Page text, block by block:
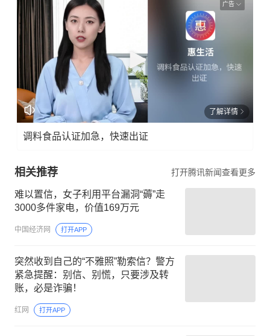
广告
了解详情
调料食品认证加急，快速出证
相关推荐 打开腾讯新闻查看更多
难以置信，女子利用平台漏洞“薅”走
3000多件家电，价值169万元
中国经济网 打开APP
突然收到自己的“不雅照”勒索信？警方
紧急提醒：别信、别慌，只要涉及转
账，必是诈骗！
红网 打开APP